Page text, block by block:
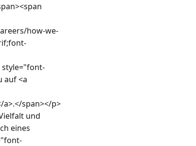
how-we-
style="font-
<a
span></p>
und
eines